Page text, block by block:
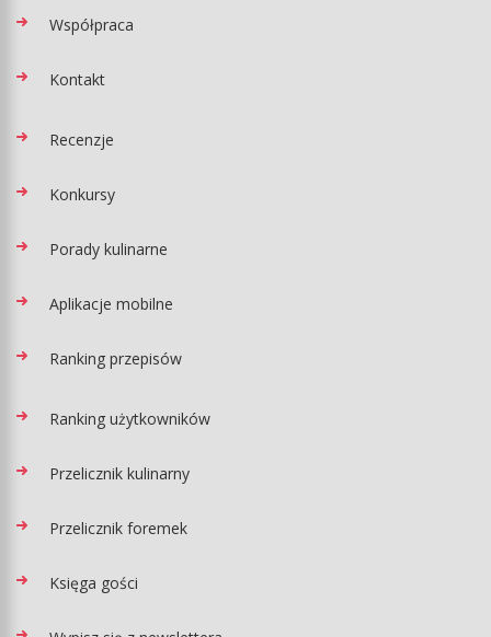
Współpraca
Kontakt
Recenzje
Konkursy
Porady kulinarne
Aplikacje mobilne
Ranking przepisów
Ranking użytkowników
Przelicznik kulinarny
Przelicznik foremek
Księga gości